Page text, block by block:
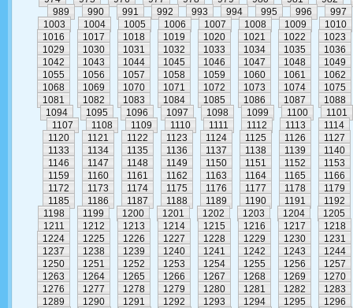
989
990 991 992 993 994 995 996
997
1003
1004 1005 1006 1007 1008 1009
1010
1016
1017 1018 1019 1020 1021 1022
1023
1029
1030 1031 1032 1033 1034 1035
1036
1042
1043 1044 1045 1046 1047 1048
1049
1055
1056 1057 1058 1059 1060 1061
1062
1068
1069 1070 1071 1072 1073 1074
1075
1081
1082 1083 1084 1085 1086 1087
1088
1094
1095 1096 1097 1098 1099 1100
1101
1107
1108 1109 1110 1111 1112 1113
1114
1120
1121 1122 1123 1124 1125 1126
1127
1133
1134 1135 1136 1137 1138 1139
1140
1146
1147 1148 1149 1150 1151 1152
1153
1159
1160 1161 1162 1163 1164 1165
1166
1172
1173 1174 1175 1176 1177 1178
1179
1185
1186 1187 1188 1189 1190 1191
1192
1198
1199 1200 1201 1202 1203 1204
1205
1211
1212 1213 1214 1215 1216 1217
1218
1224
1225 1226 1227 1228 1229 1230
1231
1237
1238 1239 1240 1241 1242 1243
1244
1250
1251 1252 1253 1254 1255 1256
1257
1263
1264 1265 1266 1267 1268 1269
1270
1276
1277 1278 1279 1280 1281 1282
1283
1289
1290 1291 1292 1293 1294 1295
1296